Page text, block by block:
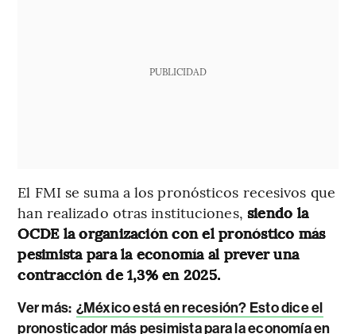
PUBLICIDAD
El FMI se suma a los pronósticos recesivos que
han realizado otras instituciones, siendo la
OCDE la organización con el pronóstico más
pesimista para la economía al prever una
contracción de 1,3% en 2025.
Ver más: ¿México está en recesión? Esto dice el
pronosticador más pesimista para la economía en